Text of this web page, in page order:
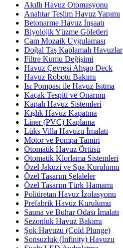
Akıllı Havuz Otomasyonu
Anahtar Teslim Havuz Yapımı
Betonarme Havuz İnşaatı
Biyolojik Yüzme Göletleri
Cam Mozaik Uygulaması
Doğal Taş Kaplamalı Havuzlar
Filtre Kumu Değişimi
Havuz Çevresi Ahşap Deck
Havuz Robotu Bakımı
Isı Pompası ile Havuz Isıtma
Kaçak Tespiti ve Onarımı
Kapalı Havuz Sistemleri
Kışlık Havuz Kapatma
Liner (PVC) Kaplama
Lüks Villa Havuzu İmalatı
Motor ve Pompa Tamiri
Otomatik Havuz Örtüsü
Otomatik Klorlama Sistemleri
Özel Jakuzi ve Spa Kurulumu
Özel Tasarım Şelaleler
Özel Tasarım Türk Hamamı
Poliüretan Havuz İzolasyonu
Prefabrik Havuz Kurulumu
Sauna ve Buhar Odası İmalatı
Sezonluk Havuz Bakımı
Şok Havuzu (Cold Plunge)
Sonsuzluk (Infinity) Havuzu